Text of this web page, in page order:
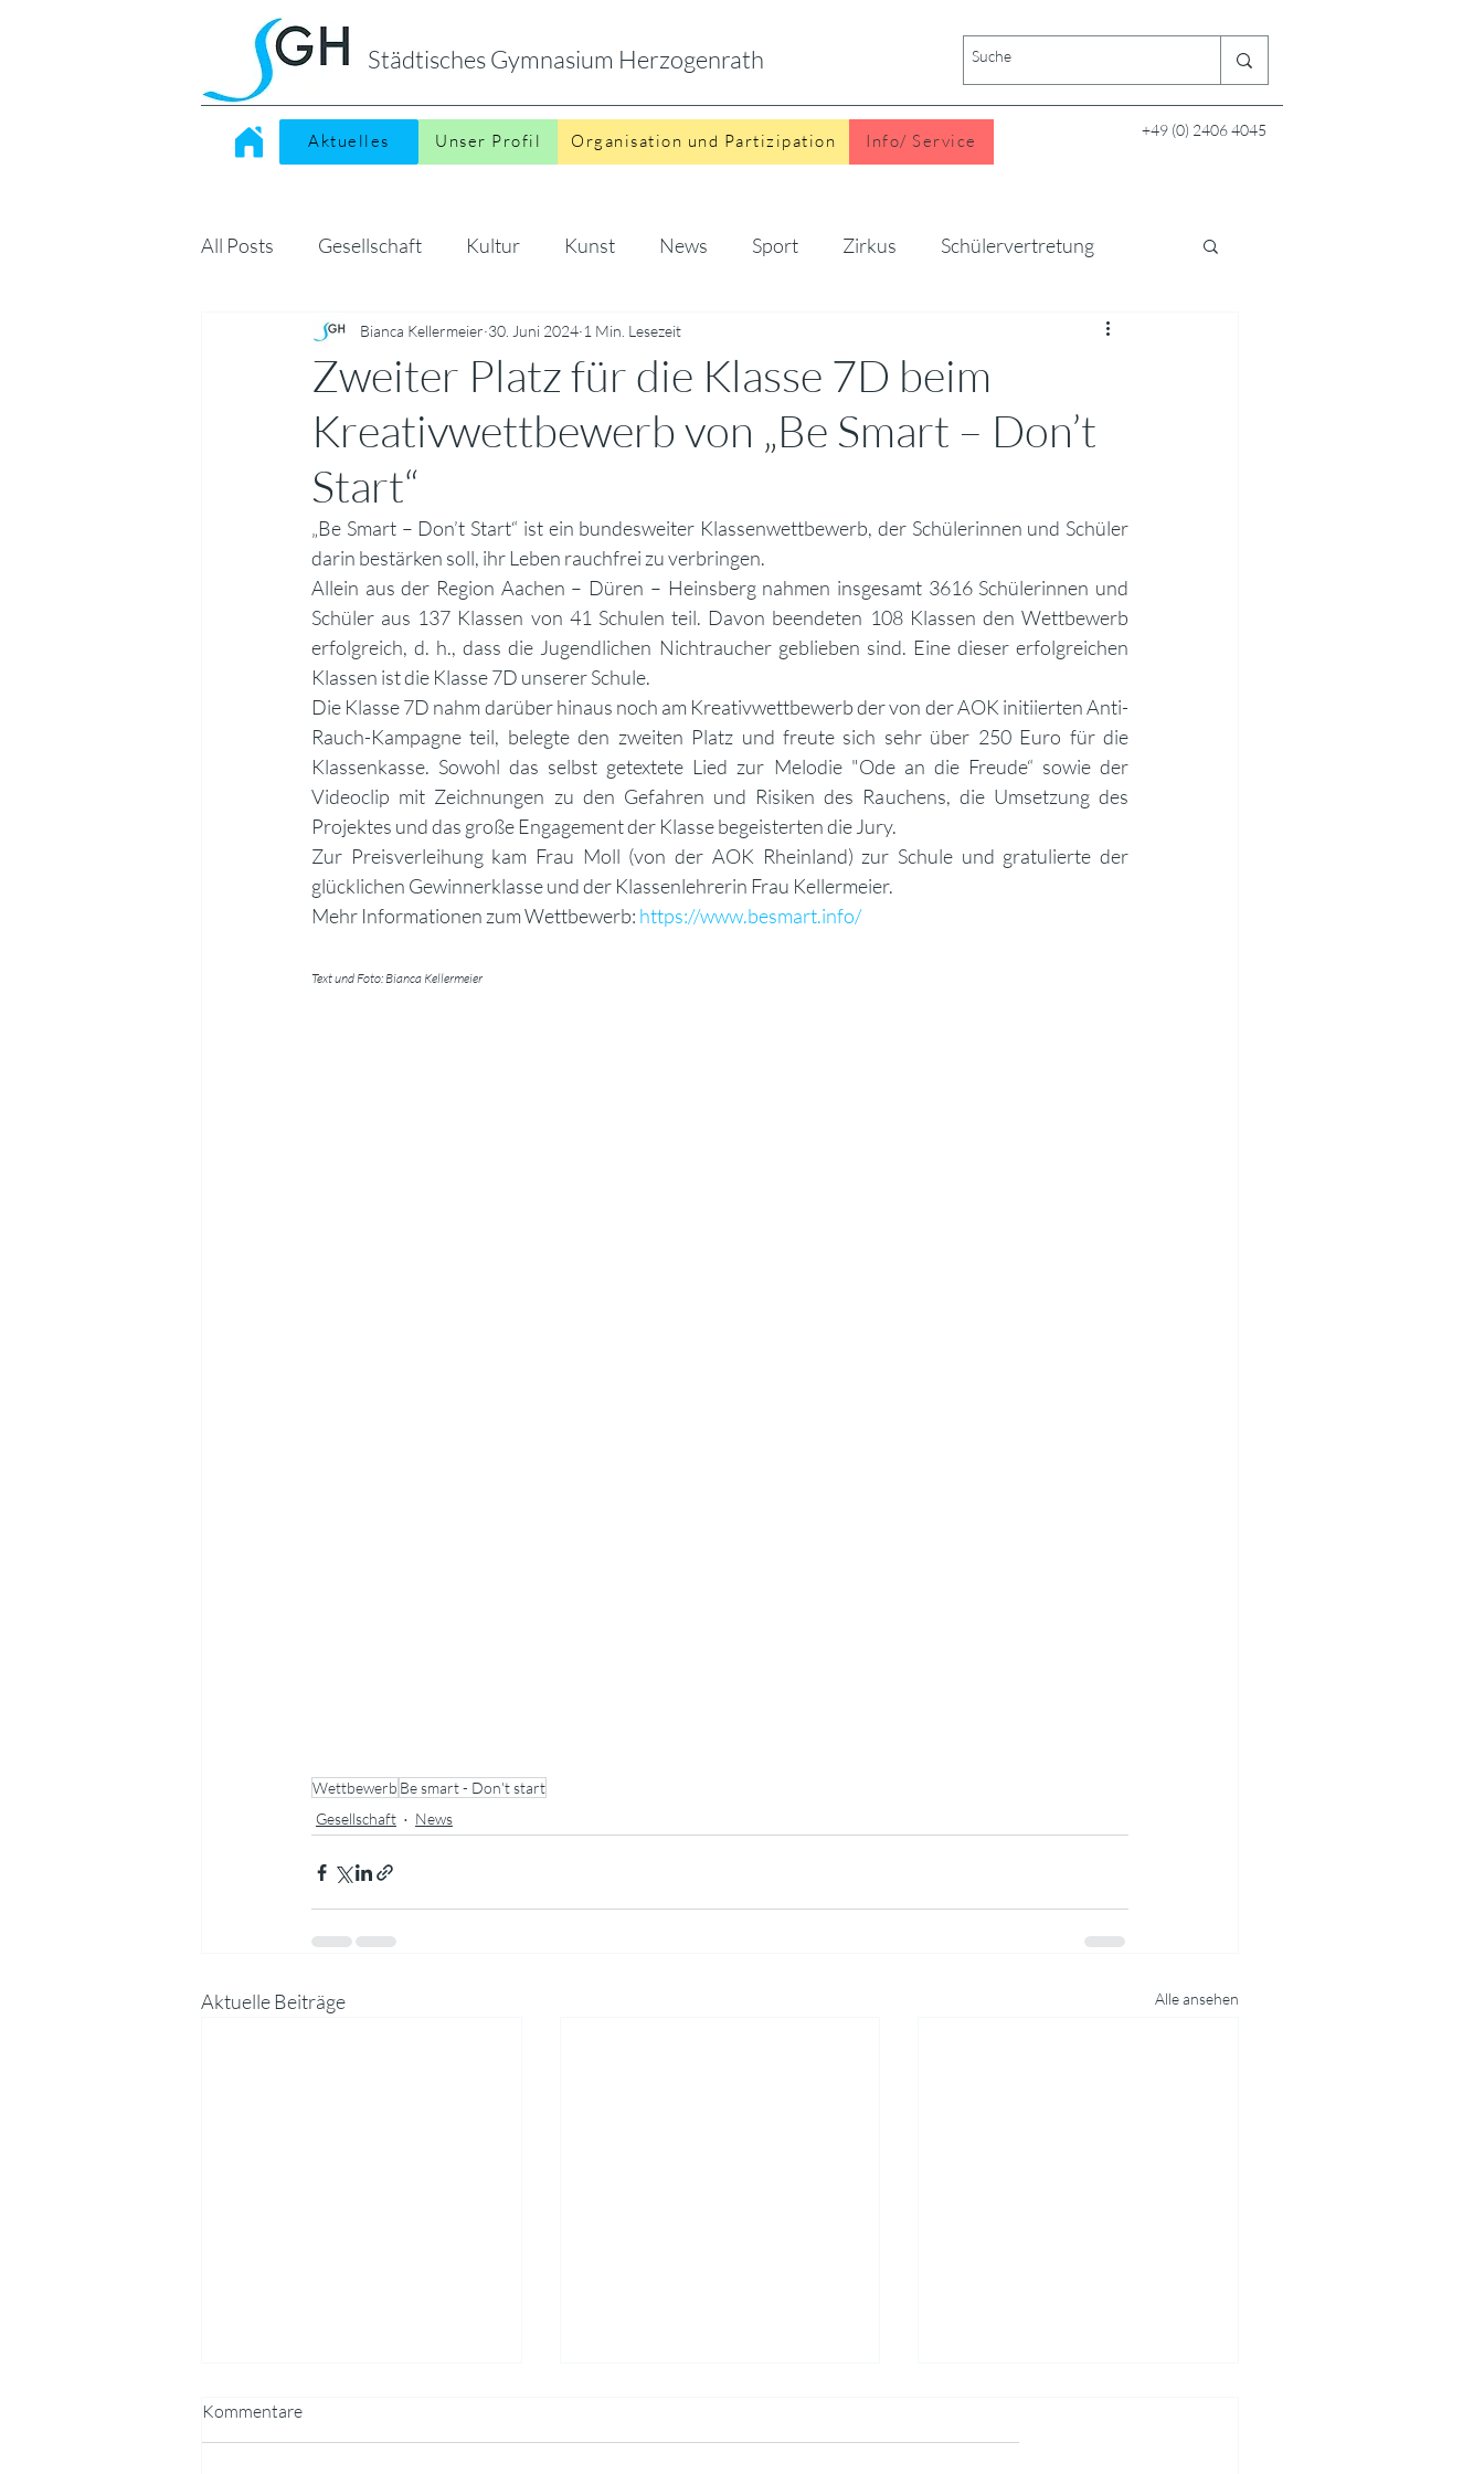
Städtisches Gymnasium Herzogenrath
Aktuelles Unser Profil Organisation und Partizipation Info/ Service
+49 (0) 2406 4045
All Posts Gesellschaft Kultur Kunst News Sport Zirkus Schülervertretung
Sonstiges MINT Kino
Zweiter Platz für die Klasse 7D beim
Kreativwettbewerb von „Be Smart – Don’t
Start“
Bianca Kellermeier 30. Juni 2024 1 Min. Lesezeit
„Be Smart – Don’t Start“ ist ein bundesweiter Klassenwettbewerb, der Schülerinnen und Schüler
darin bestärken soll, ihr Leben rauchfrei zu verbringen.
Allein aus der Region Aachen – Düren – Heinsberg nahmen insgesamt 3616 Schülerinnen und
Schüler aus 137 Klassen von 41 Schulen teil. Davon beendeten 108 Klassen den Wettbewerb
erfolgreich, d. h., dass die Jugendlichen Nichtraucher geblieben sind. Eine dieser erfolgreichen
Klassen ist die Klasse 7D unserer Schule.
Die Klasse 7D nahm darüber hinaus noch am Kreativwettbewerb der von der AOK initiierten Anti-
Rauch-Kampagne teil, belegte den zweiten Platz und freute sich sehr über 250 Euro für die
Klassenkasse. Sowohl das selbst getextete Lied zur Melodie "Ode an die Freude“ sowie der
Videoclip mit Zeichnungen zu den Gefahren und Risiken des Rauchens, die Umsetzung des
Projektes und das große Engagement der Klasse begeisterten die Jury.
Zur Preisverleihung kam Frau Moll (von der AOK Rheinland) zur Schule und gratulierte der
glücklichen Gewinnerklasse und der Klassenlehrerin Frau Kellermeier.
Mehr Informationen zum Wettbewerb: https://www.besmart.info/
Text und Foto: Bianca Kellermeier
Wettbewerb Be smart - Don't start
Gesellschaft
News
Aktuelle Beiträge Alle ansehen
Kommentare